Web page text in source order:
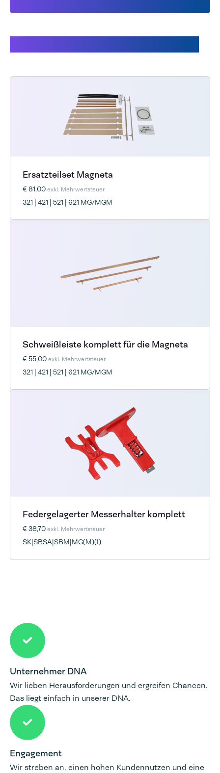
Ersatzteilset Magneta
€ 81,00exkl. Mehrwertsteuer
321 | 421 | 521 | 621 MG/MGM
Schweißleiste komplett für die Magneta
€ 55,00exkl. Mehrwertsteuer
321 | 421 | 521 | 621 MG/MGM
Federgelagerter Messerhalter komplett
€ 38,70exkl. Mehrwertsteuer
SK|SBSA|SBM|MG(M)(I)
Unternehmer DNA
Wir lieben Herausforderungen und ergreifen Chancen.
Das liegt einfach in unserer DNA.
Engagement
Wir streben an, einen hohen Kundennutzen und eine